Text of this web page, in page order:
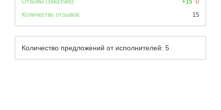
Отзывы (заказчик):
+15 -0
Количество отзывов:
15
Количество предложений от исполнителей: 5